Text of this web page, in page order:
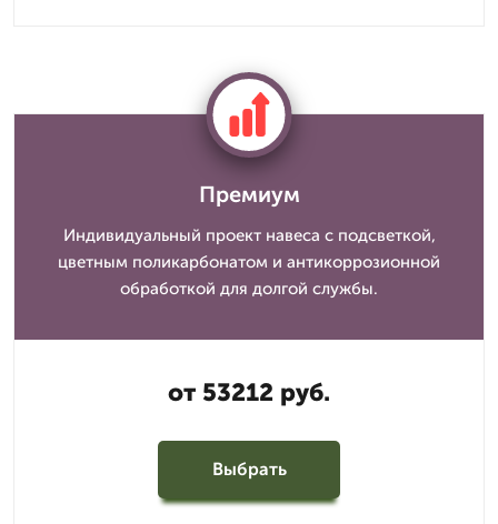
Премиум
Индивидуальный проект навеса с подсветкой,
цветным поликарбонатом и антикоррозионной
обработкой для долгой службы.
от 53212 руб.
Выбрать